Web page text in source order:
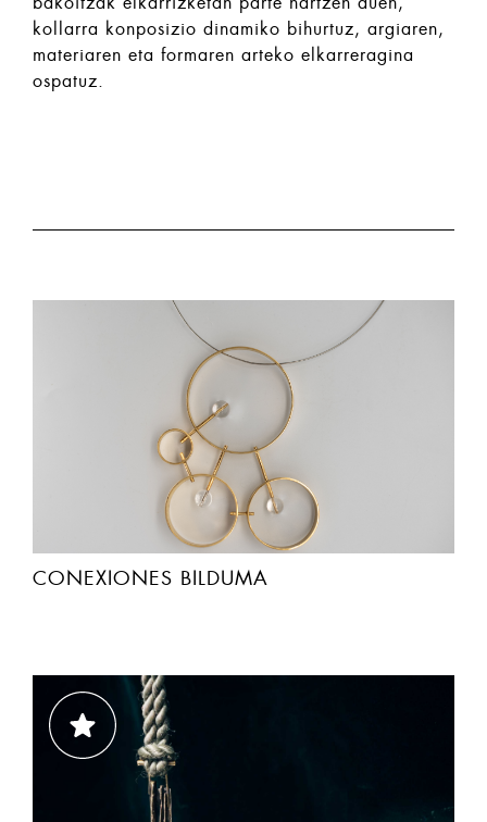
kollarra konposizio dinamiko bihurtuz, argiaren,
materiaren eta formaren arteko elkarreragina
ospatuz.
CONEXIONES BILDUMA